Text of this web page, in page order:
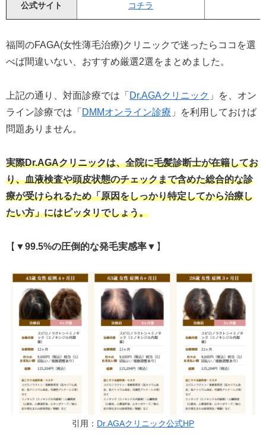
公式サイト コチラ
福岡のFAGA(女性薄毛治療)クリニックで迷ったらココを選
べば間違いない、おすすめ厳選2選をまとめました。
上記の通り、対面診療では「 Dr.AGAクリニック 」を、オン
ライン診療では「 DMMオンライン診療 」を利用しておけば
問題ありません。
実際Dr.AGAクリニックは、全院に毛髪診断士が在籍してお
り、血液検査や頭皮状態のチェックまで含めた総合的な診
療が受けられるため「原因をしっかり特定してから治療し
たい方」にはピッタリでしょう。
【 ▼99.5%の圧倒的な発毛実感率▼ 】
引用： Dr.AGAクリニック公式HP